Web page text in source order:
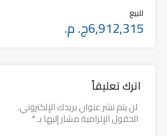
للبيع
6,912,315ج. م.
اترك تعليقاً
لن يتم نشر عنوان بريدك الإلكتروني.
الحقول الإلزامية مشار إليها بـ*